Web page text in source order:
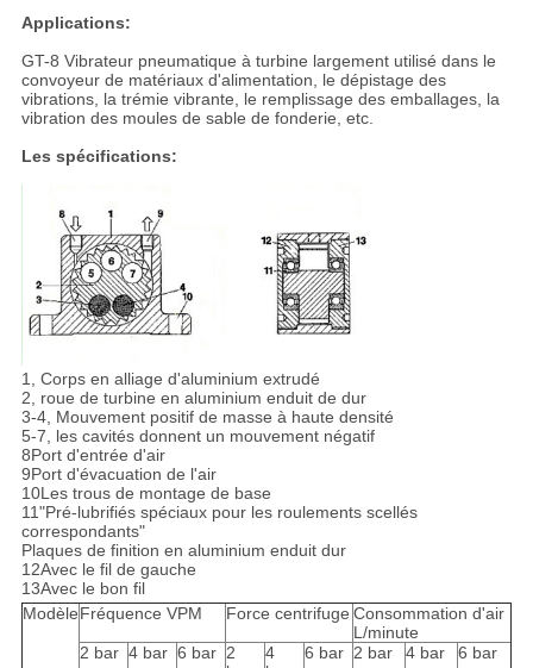
Applications:
GT-8 Vibrateur pneumatique à turbine largement utilisé dans le
convoyeur de matériaux d'alimentation, le dépistage des
vibrations, la trémie vibrante, le remplissage des emballages, la
vibration des moules de sable de fonderie, etc.
Les spécifications:
1, Corps en alliage d'aluminium extrudé
2, roue de turbine en aluminium enduit de dur
3-4, Mouvement positif de masse à haute densité
5-7, les cavités donnent un mouvement négatif
8Port d'entrée d'air
9Port d'évacuation de l'air
10Les trous de montage de base
11"Pré-lubrifiés spéciaux pour les roulements scellés
correspondants"
Plaques de finition en aluminium enduit dur
12Avec le fil de gauche
13Avec le bon fil
ModèleFréquence VPM Force centrifuge Consommation d'air
L/minute
2 bar 4 bar 6 bar 2
4
6 bar 2 bar 4 bar 6 bar